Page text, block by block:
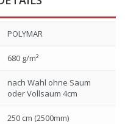
POLYMAR
680 g/m²
nach Wahl ohne Saum
oder Vollsaum 4cm
250 cm (2500mm)